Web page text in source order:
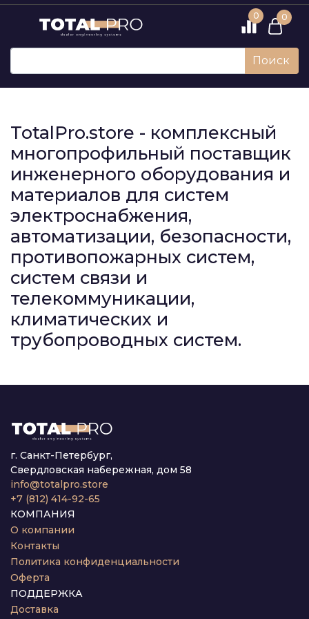
0 0
Поиск
TotalPro.store - комплексный
многопрофильный поставщик
инженерного оборудования и
материалов для систем
электроснабжения,
автоматизации, безопасности,
противопожарных систем,
систем связи и
телекоммуникации,
климатических и
трубопроводных систем.
г. Санкт-Петербург,
Свердловская набережная, дом 58
info@totalpro.store
+7 (812) 414-92-65
КОМПАНИЯ
О компании
Контакты
Политика конфиденциальности
Оферта
ПОДДЕРЖКА
Доставка